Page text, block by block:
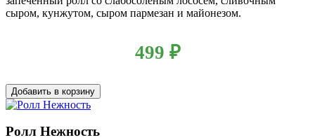
сыром, кунжутом, сыром пармезан и майонезом.
499 ₽
Добавить в корзину
Ролл Нежность